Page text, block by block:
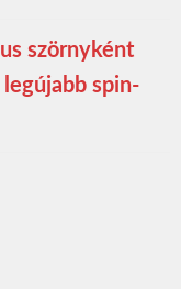
szörnyként
spin-